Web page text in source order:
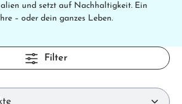
und setzt auf Nachhaltigkeit. Ein
– oder dein ganzes Leben.
Filter